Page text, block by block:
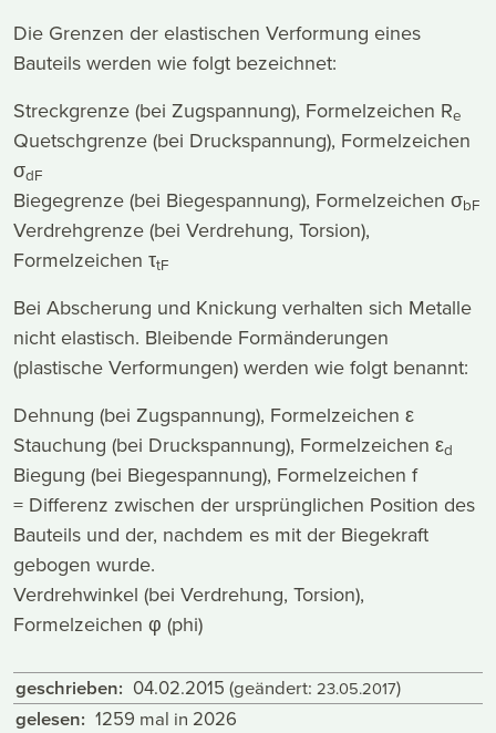
Die Grenzen der elastischen Verformung eines
Bauteils werden wie folgt bezeichnet:
Streckgrenze (bei Zugspannung), Formelzeichen Re
Quetschgrenze (bei Druckspannung), Formelzeichen
σdF
Biegegrenze (bei Biegespannung), Formelzeichen σbF
Verdrehgrenze (bei Verdrehung, Torsion),
Formelzeichen τtF
Bei Abscherung und Knickung verhalten sich Metalle
nicht elastisch. Bleibende Formänderungen
(plastische Verformungen) werden wie folgt benannt:
Dehnung (bei Zugspannung), Formelzeichen ε
Stauchung (bei Druckspannung), Formelzeichen εd
Biegung (bei Biegespannung), Formelzeichen f
= Differenz zwischen der ursprünglichen Position des
Bauteils und der, nachdem es mit der Biegekraft
gebogen wurde.
Verdrehwinkel (bei Verdrehung, Torsion),
Formelzeichen φ (phi)
geschrieben: 04.02.2015 (geändert: 23.05.2017)
gelesen: 1259 mal in 2026